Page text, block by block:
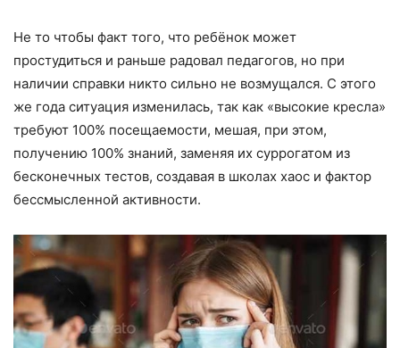
Не то чтобы факт того, что ребёнок может
простудиться и раньше радовал педагогов, но при
наличии справки никто сильно не возмущался. С этого
же года ситуация изменилась, так как «высокие кресла»
требуют 100% посещаемости, мешая, при этом,
получению 100% знаний, заменяя их суррогатом из
бесконечных тестов, создавая в школах хаос и фактор
бессмысленной активности.